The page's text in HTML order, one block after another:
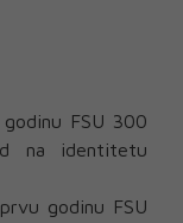
FSU 300
na identitetu
godinu FSU